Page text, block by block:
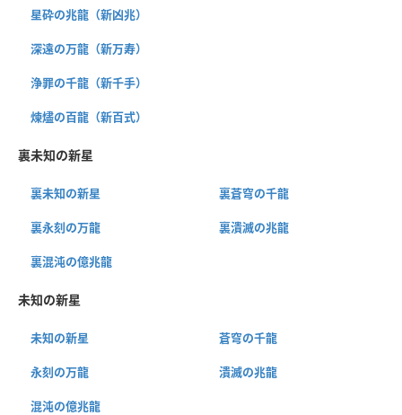
星砕の兆龍（新凶兆）
深遠の万龍（新万寿）
浄罪の千龍（新千手）
煉燼の百龍（新百式）
裏未知の新星
裏未知の新星 裏蒼穹の千龍
裏永刻の万龍 裏潰滅の兆龍
裏混沌の億兆龍
未知の新星
未知の新星 蒼穹の千龍
永刻の万龍 潰滅の兆龍
混沌の億兆龍